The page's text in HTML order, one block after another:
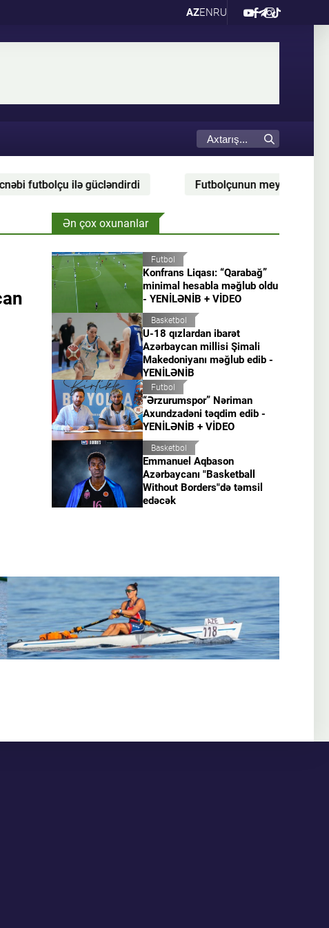
AZENRU
ilə gücləndirdi Futbolçunun meydandan
Ən çox oxunanlar
Futbol
Konfrans Liqası: “Qarabağ”
minimal hesabla məğlub oldu
- YENİLƏNİB + VİDEO
Basketbol
U-18 qızlardan ibarət
Azərbaycan millisi Şimali
Makedoniyanı məğlub edib -
YENİLƏNİB
Futbol
“Ərzurumspor” Nəriman
Axundzadəni təqdim edib -
YENİLƏNİB + VİDEO
Basketbol
Emmanuel Aqbason
Azərbaycanı "Basketball
Without Borders"də təmsil
edəcək